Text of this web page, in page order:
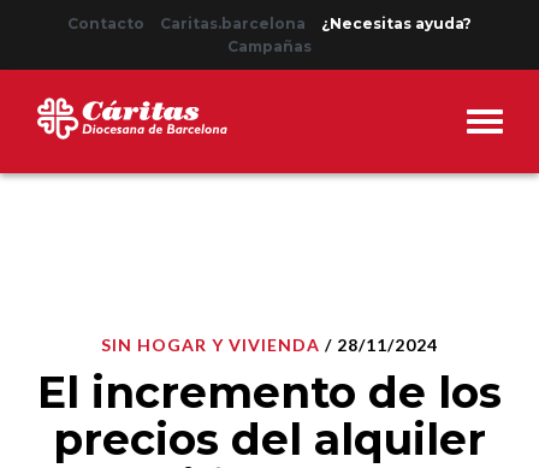
Contacto Caritas.barcelona
¿Necesitas ayuda?
Campañas
SIN HOGAR Y VIVIENDA / 28/11/2024
El incremento de los
precios del alquiler